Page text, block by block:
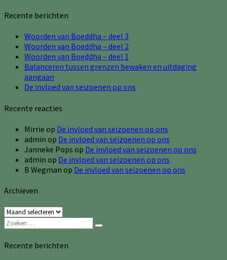
Recente berichten
Woorden van Boeddha – deel 3
Woorden van Boeddha – deel 2
Woorden van Boeddha – deel 1
Balanceren tussen grenzen bewaken en uitdaging
aangaan
De invloed van seizoenen op ons
Recente reacties
Mirrie op De invloed van seizoenen op ons
admin op De invloed van seizoenen op ons
Janneke Pops op De invloed van seizoenen op ons
admin op De invloed van seizoenen op ons
B Wegman op De invloed van seizoenen op ons
Archieven
Archieven
Zoeken
naar:
Zoeken
Recente berichten